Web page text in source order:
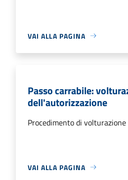
VAI ALLA PAGINA
Passo carrabile:
dell'autorizzazione
Procedimento di
VAI ALLA PAGINA